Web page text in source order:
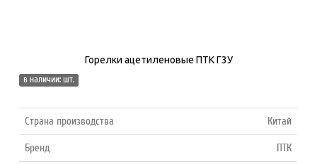
Горелки ацетиленовые ПТК Г3У
в наличии: шт.
Страна производства Китай
Бренд ПТК